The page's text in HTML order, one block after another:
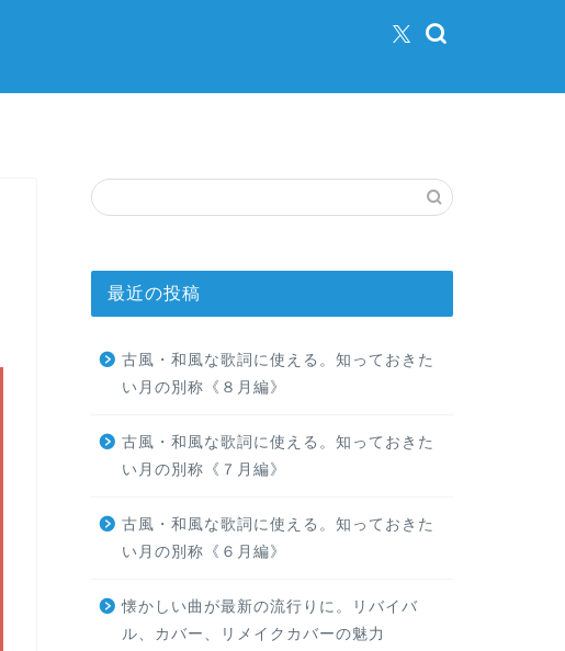
最近の投稿
古風・和風な歌詞に使える。知っておきた
い月の別称《８月編》
古風・和風な歌詞に使える。知っておきた
い月の別称《７月編》
古風・和風な歌詞に使える。知っておきた
い月の別称《６月編》
懐かしい曲が最新の流行りに。リバイバ
ル、カバー、リメイクカバーの魅力